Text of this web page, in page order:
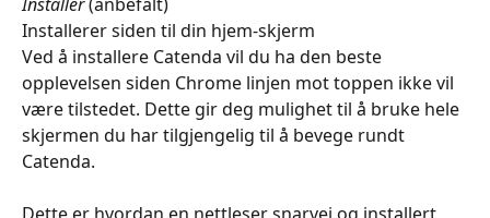
Installerer siden til din hjem-skjerm
Ved å installere Catenda vil du ha den beste
opplevelsen siden Chrome linjen mot toppen ikke vil
være tilstedet. Dette gir deg mulighet til å bruke hele
skjermen du har tilgjengelig til å bevege rundt
Catenda.